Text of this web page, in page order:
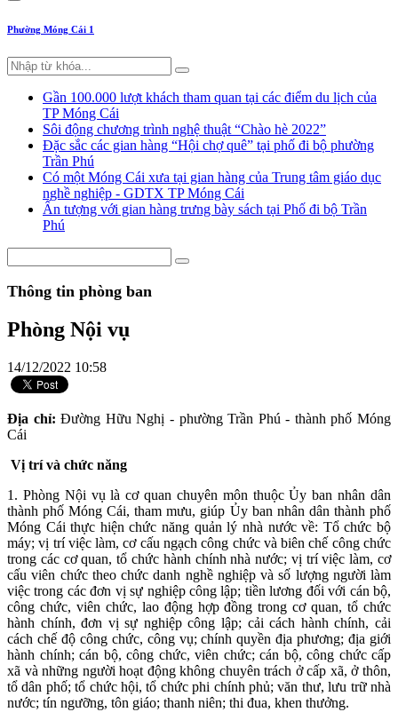
Phường Móng Cái 1
Gần 100.000 lượt khách tham quan tại các điểm du lịch của
TP Móng Cái
Sôi động chương trình nghệ thuật “Chào hè 2022”
Đặc sắc các gian hàng “Hội chợ quê” tại phố đi bộ phường
Trần Phú
Có một Móng Cái xưa tại gian hàng của Trung tâm giáo dục
nghề nghiệp - GDTX TP Móng Cái
Ấn tượng với gian hàng trưng bày sách tại Phố đi bộ Trần
Phú
Thông tin phòng ban
Phòng Nội vụ
14/12/2022 10:58
Địa chỉ:Đường Hữu Nghị - phường Trần Phú - thành phố Móng
Cái
Vị trí và chức năng
1. Phòng Nội vụ là cơ quan chuyên môn thuộc Ủy ban nhân dân
thành phố Móng Cái, tham mưu, giúp Ủy ban nhân dân thành phố
Móng Cái thực hiện chức năng quản lý nhà nước về: Tổ chức bộ
máy; vị trí việc làm, cơ cấu ngạch công chức và biên chế công chức
trong các cơ quan, tổ chức hành chính nhà nước; vị trí việc làm, cơ
cấu viên chức theo chức danh nghề nghiệp và số lượng người làm
việc trong các đơn vị sự nghiệp công lập; tiền lương đối với cán bộ,
công chức, viên chức, lao động hợp đồng trong cơ quan, tổ chức
hành chính, đơn vị sự nghiệp công lập; cải cách hành chính, cải
cách chế độ công chức, công vụ; chính quyền địa phương; địa giới
hành chính; cán bộ, công chức, viên chức; cán bộ, công chức cấp
xã và những người hoạt động không chuyên trách ở cấp xã, ở thôn,
tổ dân phố; tổ chức hội, tổ chức phi chính phủ; văn thư, lưu trữ nhà
nước; tín ngưỡng, tôn giáo; thanh niên; thi đua, khen thưởng.